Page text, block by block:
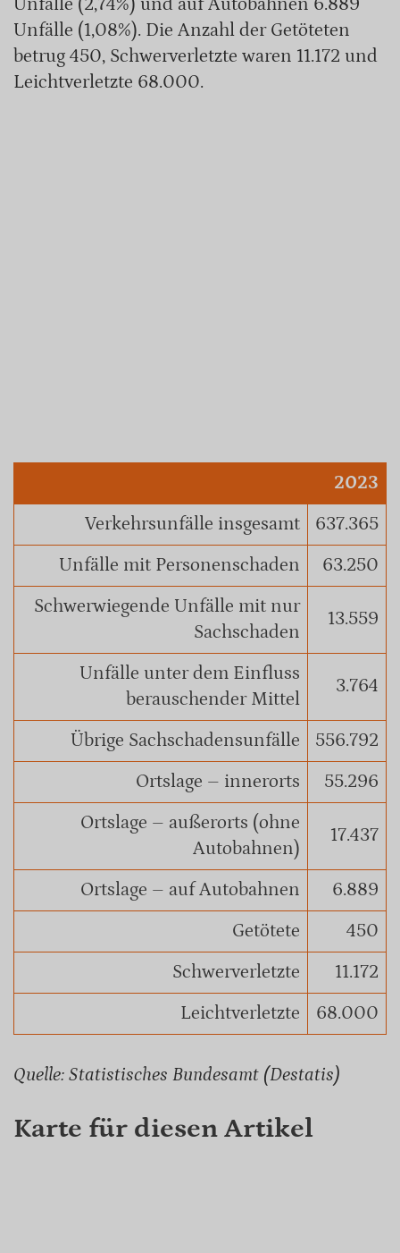
Unfälle (2,74%) und auf Autobahnen 6.889
Unfälle (1,08%). Die Anzahl der Getöteten
betrug 450, Schwerverletzte waren 11.172 und
Leichtverletzte 68.000.
2023
Verkehrsunfälle insgesamt
637.365
Unfälle mit Personenschaden
63.250
Schwerwiegende Unfälle mit nur
Sachschaden
13.559
Unfälle unter dem Einfluss
berauschender Mittel
3.764
Übrige Sachschadensunfälle
556.792
Ortslage – innerorts
55.296
Ortslage – außerorts (ohne
Autobahnen)
17.437
Ortslage – auf Autobahnen
6.889
Getötete
450
Schwerverletzte
11.172
Leichtverletzte
68.000
Quelle: Statistisches Bundesamt (Destatis)
Karte für diesen Artikel